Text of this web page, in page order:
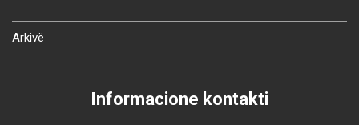
Arkivë
Informacione kontakti